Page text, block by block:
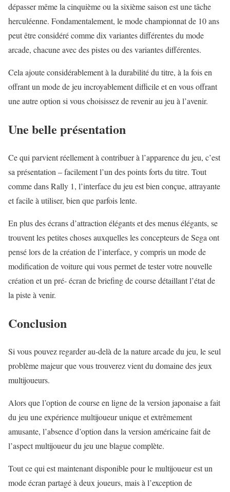
dépasser même la cinquième ou la sixième saison est une tâche
herculéenne. Fondamentalement, le mode championnat de 10 ans
peut être considéré comme dix variantes différentes du mode
arcade, chacune avec des pistes ou des variantes différentes.
Cela ajoute considérablement à la durabilité du titre, à la fois en
offrant un mode de jeu incroyablement difficile et en vous offrant
une autre option si vous choisissez de revenir au jeu à l’avenir.
Une belle présentation
Ce qui parvient réellement à contribuer à l’apparence du jeu, c’est
sa présentation – facilement l’un des points forts du titre. Tout
comme dans Rally 1, l’interface du jeu est bien conçue, attrayante
et facile à utiliser, bien que parfois lente.
En plus des écrans d’attraction élégants et des menus élégants, se
trouvent les petites choses auxquelles les concepteurs de Sega ont
pensé lors de la création de l’interface, y compris un mode de
modification de voiture qui vous permet de tester votre nouvelle
création et un pré- écran de briefing de course détaillant l’état de
la piste à venir.
Conclusion
Si vous pouvez regarder au-delà de la nature arcade du jeu, le seul
problème majeur que vous trouverez vient du domaine des jeux
multijoueurs.
Alors que l’option de course en ligne de la version japonaise a fait
du jeu une expérience multijoueur unique et extrêmement
amusante, l’absence d’option dans la version américaine fait de
l’aspect multijoueur du jeu une blague complète.
Tout ce qui est maintenant disponible pour le multijoueur est un
mode écran partagé à deux joueurs, mais à l’exception de